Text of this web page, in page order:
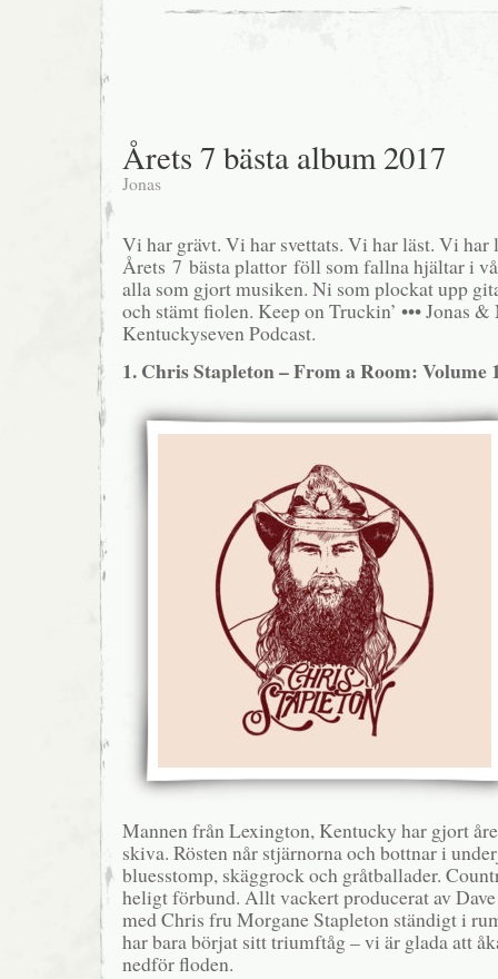
Årets 7 bästa album 2017
Jonas
Vi har grävt. Vi har svettats. Vi har läst. Vi har
Årets 7 bästa plattor föll som fallna hjältar i
alla som gjort musiken. Ni som plockat upp
och stämt fiolen. Keep on Truckin’ ••• Jonas &
Kentuckyseven Podcast.
1. Chris Stapleton – From a Room: Volume
Mannen från Lexington, Kentucky har gjort
skiva. Rösten når stjärnorna och bottnar i
bluesstomp, skäggrock och gråtballader.
heligt förbund. Allt vackert producerat av
med Chris fru Morgane Stapleton ständigt i
har bara börjat sitt triumftåg – vi är glada att
nedför floden.